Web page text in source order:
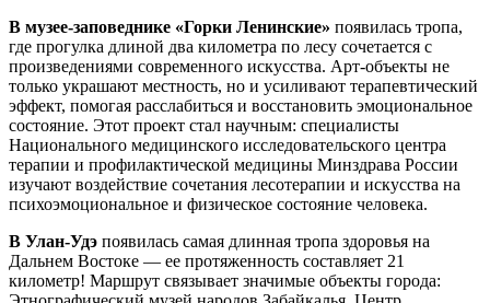
В музее-заповеднике «Горки Ленинские» появилась тропа,
где прогулка длиной два километра по лесу сочетается с
произведениями современного искусства. Арт-объекты не
только украшают местность, но и усиливают терапевтический
эффект, помогая расслабиться и восстановить эмоциональное
состояние. Этот проект стал научным: специалисты
Национального медицинского исследовательского центра
терапии и профилактической медицины Минздрава России
изучают воздействие сочетания лесотерапии и искусства на
психоэмоциональное и физическое состояние человека.
В Улан-Удэ появилась самая длинная тропа здоровья на
Дальнем Востоке — ее протяженность составляет 21
километр! Маршрут связывает значимые объекты города: